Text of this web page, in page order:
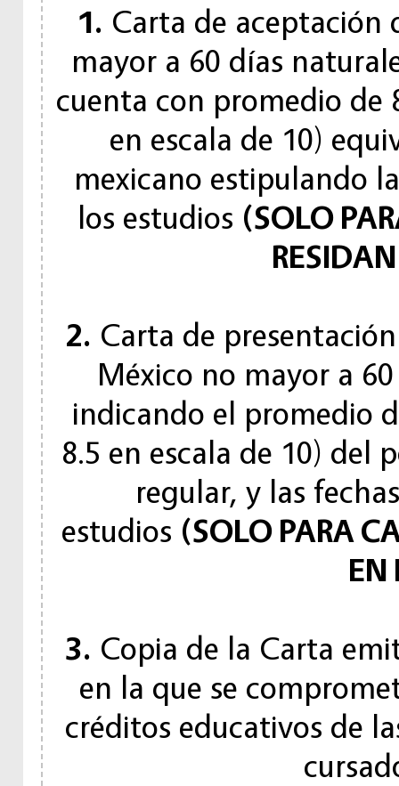
1. Carta de aceptación
mayor a 60 días
cuenta con promedio de
en escala de 10)
mexicano estipulando
los estudios (SOLO
2. Carta de
México no mayor a
indicando el promedio
8.5 en escala de 10) del
regular, y las
estudios (SOLO PARA
EN
3. Copia de la Carta
en la que se
créditos educativos de